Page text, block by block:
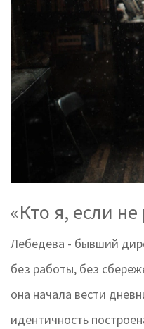
«Кто я, если
Лебедева - бывший
без работы, без
она начала вести
идентичность